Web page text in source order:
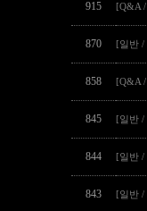
915 [Q&A /
870 [일반 /
858 [Q&A /
845 [일반 /
844 [일반 /
843 [일반 /